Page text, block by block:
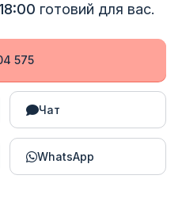
готовий для вас.
575
Чат
WhatsApp